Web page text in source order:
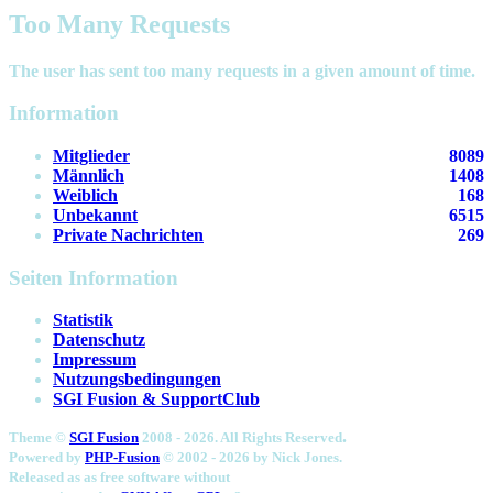
Too Many Requests
The user has sent too many requests in a given amount of time.
Information
Mitglieder
8089
Männlich
1408
Weiblich
168
Unbekannt
6515
Private Nachrichten
269
Seiten Information
Statistik
Datenschutz
Impressum
Nutzungsbedingungen
SGI Fusion & SupportClub
Theme © SGI Fusion 2008 - 2026. All Rights Reserved.
Powered by PHP-Fusion © 2002 - 2026 by Nick Jones.
Released as as free software without